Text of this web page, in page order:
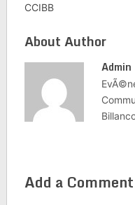
CCIBB
About Author
Admin
Add a Comment